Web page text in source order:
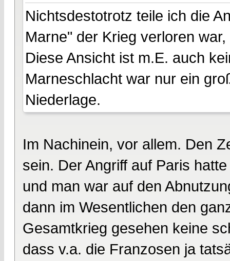
Nichtsdestotrotz teile ich die
Marne" der Krieg verloren war,
Diese Ansicht ist m.E. auch
Marneschlacht war nur ein
Niederlage.
Im Nachinein, vor allem. Den
sein. Der Angriff auf Paris
und man war auf den
dann im Wesentlichen den
Gesamtkrieg gesehen keine
dass v.a. die Franzosen ja